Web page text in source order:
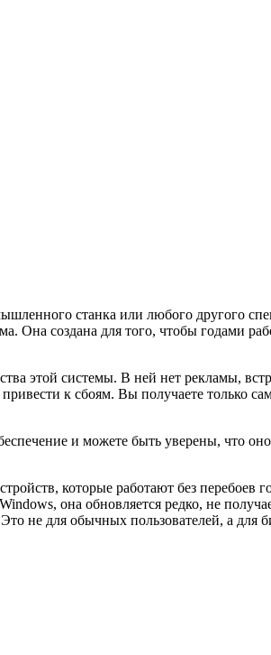
станка или любого другого
Она создана для того, чтобы годами
этой системы. В ней нет рекламы,
к сбоям. Вы получаете только
и можете быть уверены, что
которые работают без
она обновляется редко, не
не для обычных пользователей, а для